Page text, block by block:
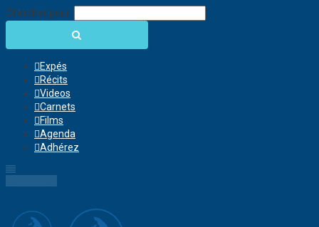
Chercher pour:
Expés
Récits
Videos
Carnets
Films
Agenda
Adhérez